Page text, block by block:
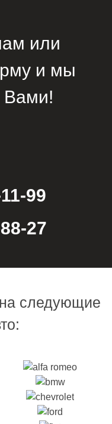
или
и мы
Вами!
99
27
следующие